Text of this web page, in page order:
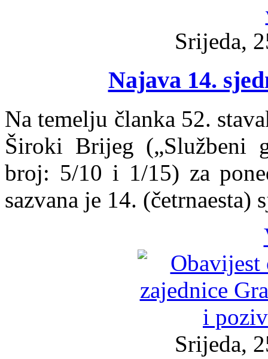
Srijeda,
Najava 14.
Na temelju članka 52.
Široki Brijeg („Službeni
broj: 5/10 i 1/15) za
sazvana je 14. (četrnaesta)
Srijeda,